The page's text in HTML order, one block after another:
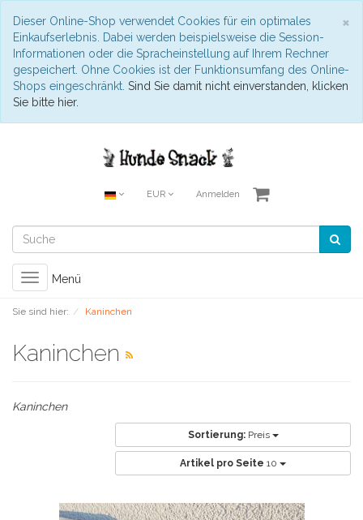
×
Dieser Online-Shop verwendet Cookies für ein optimales
Einkaufserlebnis. Dabei werden beispielsweise die Session-
Informationen oder die Spracheinstellung auf Ihrem Rechner
gespeichert. Ohne Cookies ist der Funktionsumfang des Online-
Shops eingeschränkt. Sind Sie damit nicht einverstanden, klicken
Sie bitte hier.
EUR Anmelden
Toggle
navigation
Menü
Sie sind hier: Kaninchen
Kaninchen
Kaninchen
Sortierung: Preis
Artikel pro Seite 10